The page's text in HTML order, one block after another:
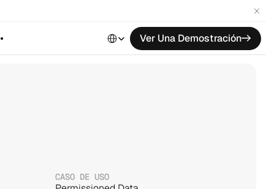
Select LanguageVer Una Demostración->
CASO DE USO